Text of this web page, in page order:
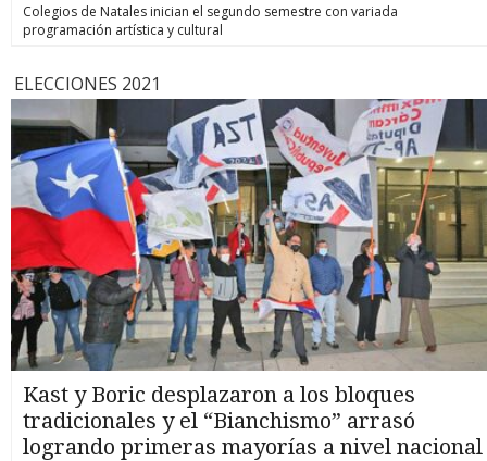
Colegios de Natales inician el segundo semestre con variada
programación artística y cultural
ELECCIONES 2021
Kast y Boric desplazaron a los bloques
tradicionales y el “Bianchismo” arrasó
logrando primeras mayorías a nivel nacional